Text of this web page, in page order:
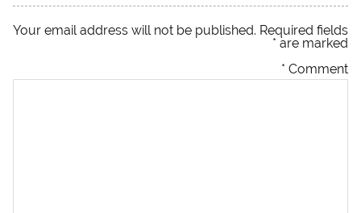
Your email address will not be published. Required fields
are marked
*
Comment
*